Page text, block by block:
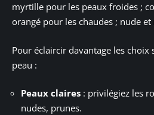
myrtille pour les peaux froides ;
orangé pour les chaudes ; nude
Pour éclaircir davantage les choix
peau :
Peaux claires : privilégiez les
nudes, prunes.